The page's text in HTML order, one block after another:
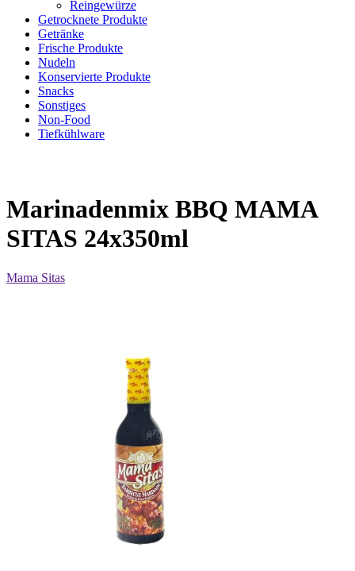
Reingewürze
Getrocknete Produkte
Getränke
Frische Produkte
Nudeln
Konservierte Produkte
Snacks
Sonstiges
Non-Food
Tiefkühlware
Marinadenmix BBQ MAMA
SITAS 24x350ml
Mama Sitas